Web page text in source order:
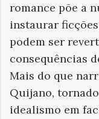
romance põe a
instaurar
podem ser
consequências
Mais do que
Quijano,
idealismo em